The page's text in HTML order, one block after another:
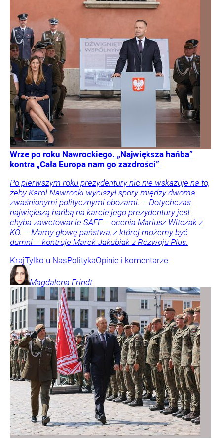
Wrze po roku Nawrockiego. „Największa hańba”
kontra „Cała Europa nam go zazdrości”
Po pierwszym roku prezydentury nic nie wskazuje na to,
żeby Karol Nawrocki wyciszył spory między dwoma
zwaśnionymi politycznymi obozami. – Dotychczas
największą hańbą na karcie jego prezydentury jest
chyba zawetowanie SAFE – ocenia Mariusz Witczak z
KO. – Mamy głowę państwa, z której możemy być
dumni – kontruje Marek Jakubiak z Rozwoju Plus.
KrajTylko u NasPolitykaOpinie i komentarze
Magdalena Frindt